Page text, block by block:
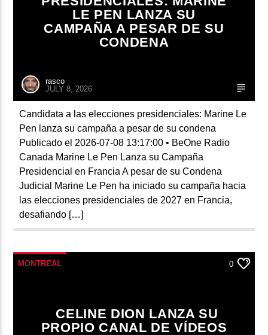
LE PEN LANZA SU
CAMPAÑA A PESAR DE SU
CONDENA
rasco
JULY 8, 2026
Candidata a las elecciones presidenciales: Marine Le
Pen lanza su campaña a pesar de su condena
Publicado el 2026-07-08 13:17:00 • BeOne Radio
Canada Marine Le Pen Lanza su Campaña
Presidencial en Francia A pesar de su Condena
Judicial Marine Le Pen ha iniciado su campaña hacia
las elecciones presidenciales de 2027 en Francia,
desafiando […]
MONTREAL 0
CELINE DION LANZA SU
PROPIO CANAL DE VÍDEOS